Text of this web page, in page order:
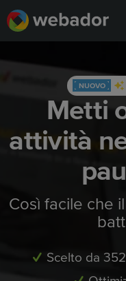
NUOVO
Metti
attività
Così facile che
Scelto da